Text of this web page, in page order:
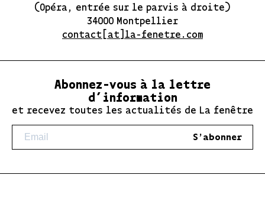
(Opéra, entrée sur le parvis à droite)
34000 Montpellier
contact[at]la-fenetre.com
Abonnez-vous à la lettre
d’information
et recevez toutes les actualités de La fenêtre
S'abonner